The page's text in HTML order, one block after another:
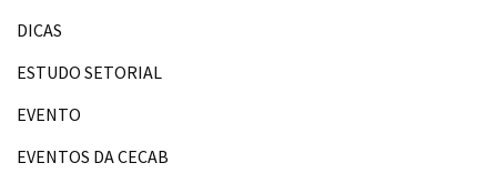
DICAS
ESTUDO SETORIAL
EVENTO
EVENTOS DA CECAB